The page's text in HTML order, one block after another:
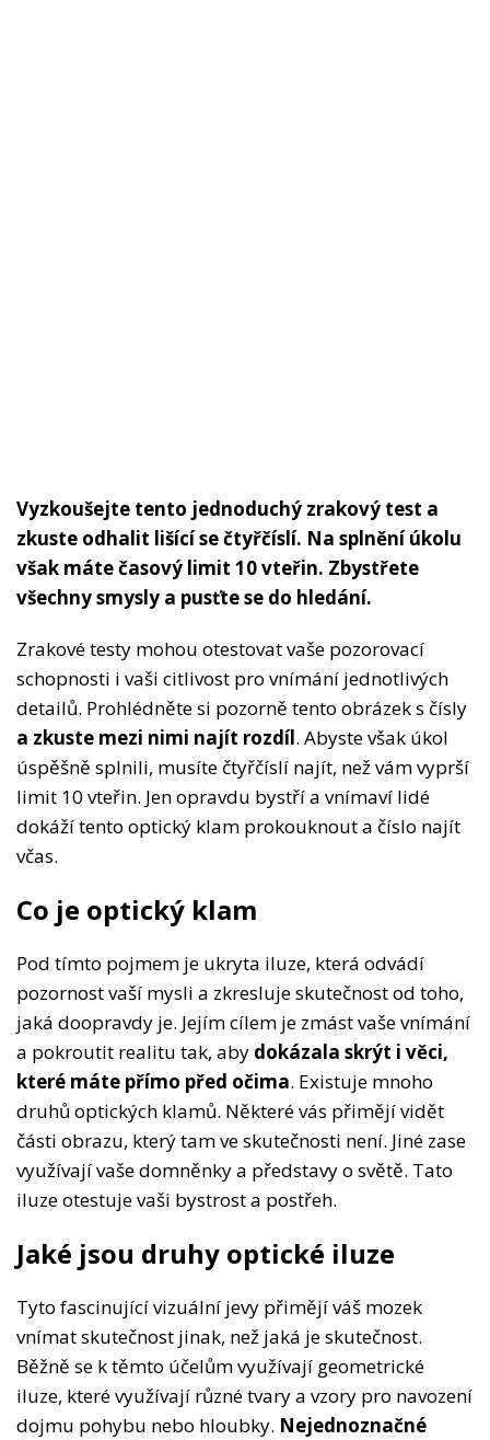
Vyzkoušejte tento jednoduchý zrakový test a
zkuste odhalit lišící se čtyřčíslí. Na splnění úkolu
však máte časový limit 10 vteřin. Zbystřete
všechny smysly a pusťte se do hledání.
Zrakové testy mohou otestovat vaše pozorovací
schopnosti i vaši citlivost pro vnímání jednotlivých
detailů. Prohlédněte si pozorně tento obrázek s čísly
a zkuste mezi nimi najít rozdíl. Abyste však úkol
úspěšně splnili, musíte čtyřčíslí najít, než vám vyprší
limit 10 vteřin. Jen opravdu bystří a vnímaví lidé
dokáží tento optický klam prokouknout a číslo najít
včas.
Co je optický klam
Pod tímto pojmem je ukryta iluze, která odvádí
pozornost vaší mysli a zkresluje skutečnost od toho,
jaká doopravdy je. Jejím cílem je zmást vaše vnímání
a pokroutit realitu tak, aby dokázala skrýt i věci,
které máte přímo před očima. Existuje mnoho
druhů optických klamů. Některé vás přimějí vidět
části obrazu, který tam ve skutečnosti není. Jiné zase
využívají vaše domněnky a představy o světě. Tato
iluze otestuje vaši bystrost a postřeh.
Jaké jsou druhy optické iluze
Tyto fascinující vizuální jevy přimějí váš mozek
vnímat skutečnost jinak, než jaká je skutečnost.
Běžně se k těmto účelům využívají geometrické
iluze, které využívají různé tvary a vzory pro navození
dojmu pohybu nebo hloubky. Nejednoznačné